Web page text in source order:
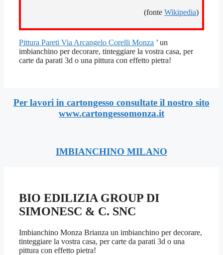
(fonte Wikipedia)
Pittura Pareti Via Arcangelo Corelli Monza ’ un
imbianchino per decorare, tinteggiare la vostra casa, per
carte da parati 3d o una pittura con effetto pietra!
Per lavori in cartongesso consultate il nostro sito
www.cartongessomonza.it
IMBIANCHINO MILANO
BIO EDILIZIA GROUP DI
SIMONESC & C. SNC
Imbianchino Monza Brianza un imbianchino per decorare,
tinteggiare la vostra casa, per carte da parati 3d o una
pittura con effetto pietra!